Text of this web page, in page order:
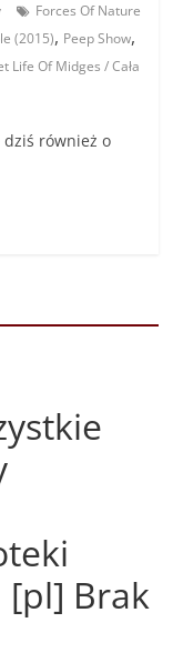
Forces Of Nature
(2015), Peep Show,
Life Of Midges / Cała
dziś również o
Brak